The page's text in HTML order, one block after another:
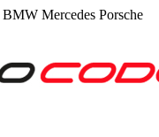
Mercedes Porsche